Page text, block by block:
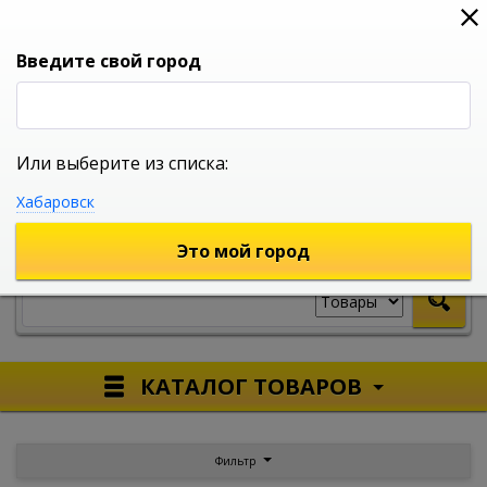
0
УНИВЕРСАЛЬНЫЙ ИНТЕРНЕТ МАГАЗИН
КАТАЛОГ ТОВАРОВ
Фильтр
Введите свой город
Или выберите из списка:
Хабаровск
Это мой город